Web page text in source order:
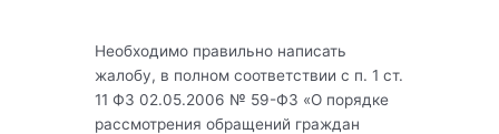
Необходимо правильно написать
жалобу, в полном соответствии с п. 1 ст.
11 ФЗ 02.05.2006 № 59-ФЗ «О порядке
рассмотрения обращений граждан